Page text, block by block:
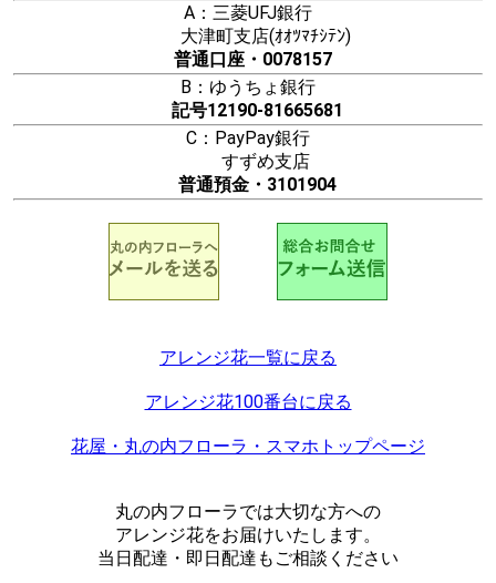
A：三菱UFJ銀行
大津町支店(ｵｵﾂﾏﾁｼﾃﾝ)
普通口座・0078157
B：ゆうちょ銀行
記号12190-81665681
C：PayPay銀行
すずめ支店
普通預金・3101904
アレンジ花一覧に戻る
アレンジ花100番台に戻る
花屋・丸の内フローラ・スマホトップページ
丸の内フローラでは大切な方への
アレンジ花をお届けいたします。
当日配達・即日配達もご相談ください